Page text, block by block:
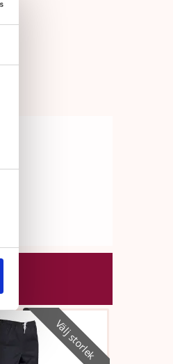
Välj storlek